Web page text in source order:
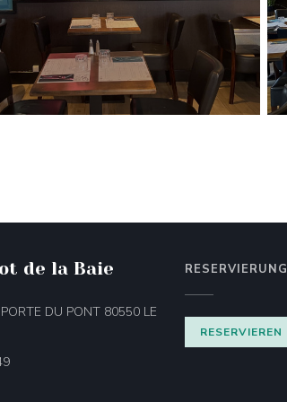
de la Baie
DU PONT 80550 LE
ein neues Fenster))
RESERVIERUNG
RESERVIEREN